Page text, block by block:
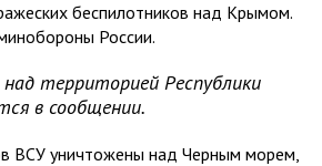
беспилотников над Крымом.
России.
территорией Республики
в сообщении.
ВСУ уничтожены над Черным морем,